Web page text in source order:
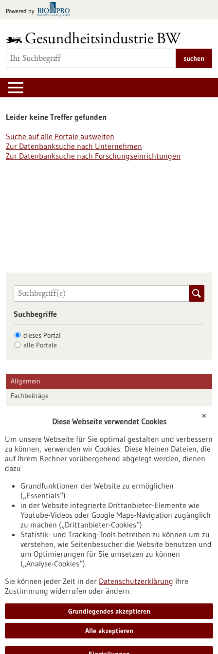
Inhalt
Powered by
suchen
Leider keine Treffer gefunden
Suche auf alle Portale ausweiten
Zur Datenbanksuche nach Unternehmen
Zur Datenbanksuche nach Forschungseinrichtungen
Suchbegriffe
dieses Portal
alle Portale
Allgemein
Fachbeiträge
Veranstaltungen
Erscheinungsdatum
Nach oben
Informiert bleiben
Newsletter abonnieren
✕
Diese Webseite verwendet Cookies
Um unsere Webseite für Sie optimal gestalten und verbessern
zu können, verwenden wir Cookies: Diese kleinen Dateien, die
auf Ihrem Rechner vorübergehend abgelegt werden, dienen
dazu
Grundfunktionen der Website zu ermöglichen
(„Essentials“)
in der Website integrierte Drittanbieter-Elemente wie
Youtube-Videos oder Google Maps-Navigation zugänglich
zu machen („Drittanbieter-Cookies“)
Statistik- und Tracking-Tools betreiben zu können um zu
verstehen, wie Seitenbesucher die Website benutzen und
um Optimierungen für Sie umsetzen zu können
(„Analyse-Cookies“).
Sie können jeder Zeit in der Datenschutzerklärung Ihre
Zustimmung widerrufen oder ändern.
Grundlegendes akzeptieren
Alle akzeptieren